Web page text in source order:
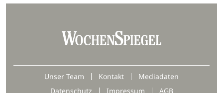
Unser Team Kontakt
Mediadaten
Datenschutz
Impressum AGB